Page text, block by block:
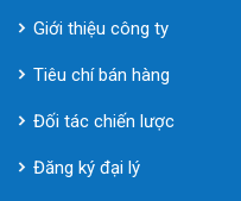
Giới thiệu công ty
Tiêu chí bán hàng
Đối tác chiến lược
Đăng ký đại lý